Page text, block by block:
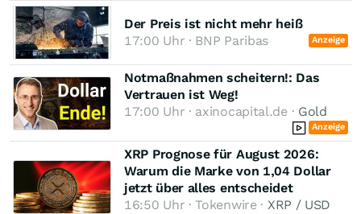
Der Preis ist nicht mehr heiß
17:00 Uhr · BNP Paribas
Anzeige
Notmaßnahmen scheitern!: Das
Vertrauen ist Weg!
17:00 Uhr · axinocapital.de · Gold
Anzeige
XRP Prognose für August 2026:
Warum die Marke von 1,04 Dollar
jetzt über alles entscheidet
16:50 Uhr · Tokenwire · XRP / USD